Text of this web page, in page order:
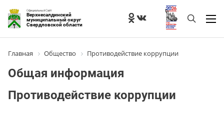
Официальный Сайт
Верхнесалдинский
муниципальный округ
Свердловской области
Главная Общество Противодействие коррупции
Общая информация
Противодействие коррупции